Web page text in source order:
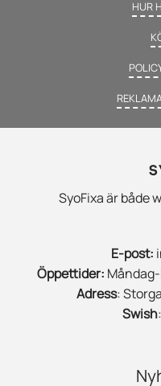
HUR
SyoFixa är både
E-post:
Öppettider:
Adress:
Swish